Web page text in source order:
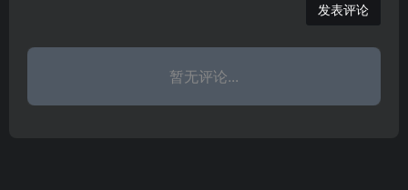
发表评论
暂无评论...